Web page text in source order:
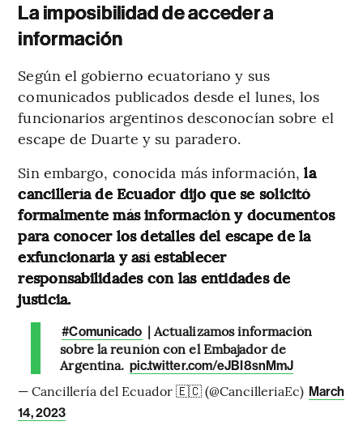
La imposibilidad de acceder a
información
Según el gobierno ecuatoriano y sus
comunicados publicados desde el lunes, los
funcionarios argentinos desconocían sobre el
escape de Duarte y su paradero.
Sin embargo, conocida más información, la
cancillería de Ecuador dijo que se solicitó
formalmente más información y documentos
para conocer los detalles del escape de la
exfuncionaria y así establecer
responsabilidades con las entidades de
justicia.
#Comunicado | Actualizamos información
sobre la reunión con el Embajador de
Argentina. pic.twitter.com/eJBI8snMmJ
— Cancillería del Ecuador 🇪🇨 (@CancilleriaEc) March
14, 2023